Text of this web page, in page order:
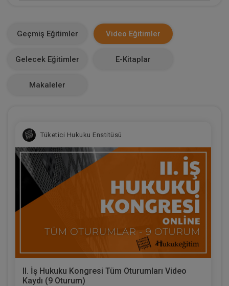
0
Geçmiş Eğitimler Video Eğitimler
Gelecek Eğitimler E-Kitaplar
Makaleler
Tüketici Hukuku Enstitüsü
II. İş Hukuku Kongresi Tüm Oturumları Video
Kaydı (9 Oturum)